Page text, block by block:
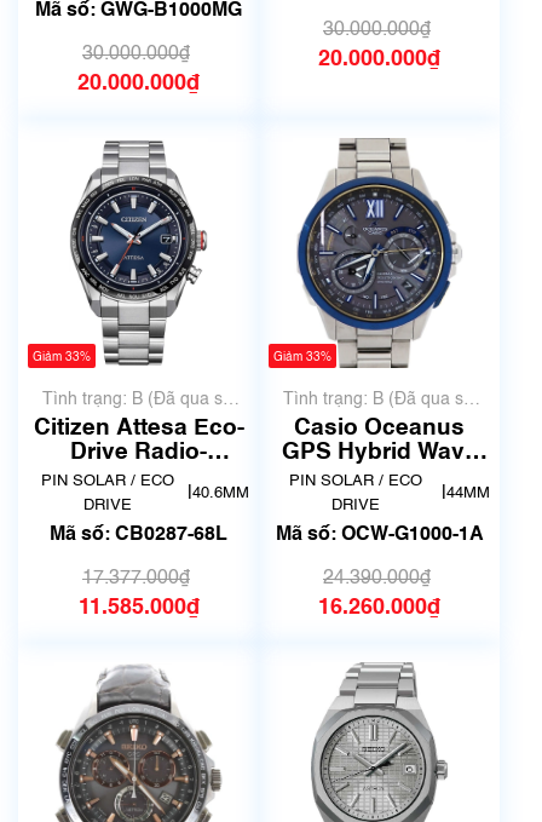
Mã số: GWG-B1000MG
30.000.000₫
20.000.000₫
30.000.000₫
20.000.000₫
Giảm 33%
Tình trạng: B (Đã qua sử
dụng, hàng đẹp, có chút
xước dăm)
Citizen Attesa Eco-
Drive Radio-
Controlled CB0287-
68L
PIN SOLAR / ECO
DRIVE
40.6MM
Mã số: CB0287-68L
17.377.000₫
11.585.000₫
Giảm 33%
Tình trạng: B (Đã qua sử
dụng, hàng đẹp, có chút
xước dăm)
Casio Oceanus
GPS Hybrid Wave
Ceptor Titanium
OCW-G1000-1A
PIN SOLAR / ECO
DRIVE
44MM
Mã số: OCW-G1000-1A
24.390.000₫
16.260.000₫